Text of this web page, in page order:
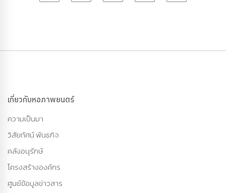
เกี่ยวกับหอภาพยนตร์
ความเป็นมา
วิสัยทัศน์ พันธกิจ
คลังอนุรักษ์
โครงสร้างองค์กร
ศูนย์ข้อมูลข่าวสาร